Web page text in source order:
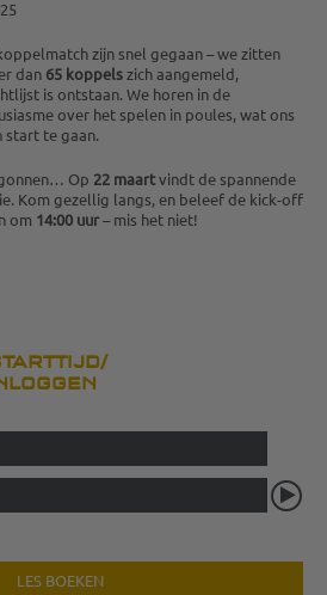
zijn snel gegaan – we zitten
dan 65 koppelszich aangemeld,
is ontstaan. We horen in de
over het spelen in poules, wat ons
start te gaan.
Op 22 maartvindt de spannende
Kom gezellig langs, en beleef de kick-off
om 14:00 uur– mis het niet!
LES BOEKEN